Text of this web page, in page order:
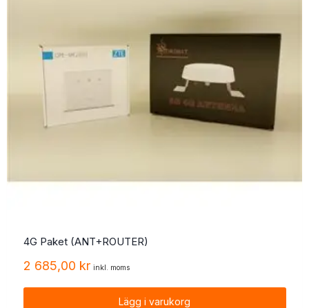
4G Paket (ANT+ROUTER)
2 685,00 kr inkl. moms
Lägg i varukorg